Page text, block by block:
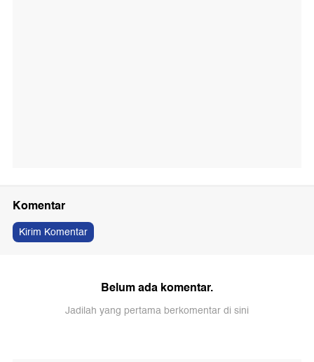
Komentar
Kirim Komentar
Belum ada komentar.
Jadilah yang pertama berkomentar di sini